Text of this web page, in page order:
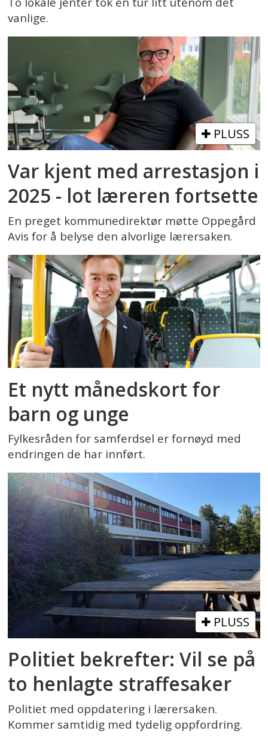
vanlige.
PLUSS
Var kjent med arrestasjon i
2025 - lot læreren fortsette
En preget kommunedirektør møtte Oppegård
Avis for å belyse den alvorlige lærersaken.
Et nytt månedskort for
barn og unge
Fylkesråden for samferdsel er fornøyd med
endringen de har innført.
PLUSS
Politiet bekrefter: Vil se på
to henlagte straffesaker
Politiet med oppdatering i lærersaken.
Kommer samtidig med tydelig oppfordring.